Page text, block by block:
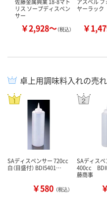
佐藤金属興業 18-8マト
リス ソープディスペン
サー
￥2,928～（税込）
アスベル フ
ヤーラック
￥
卓上用調味料入れの売
SAディスペンサー 720cc
白（目盛付） BDI5401…
￥580 （税込）
SAディス
400cc
藤商事